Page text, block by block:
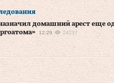
домашний арест еще
12:29 24237